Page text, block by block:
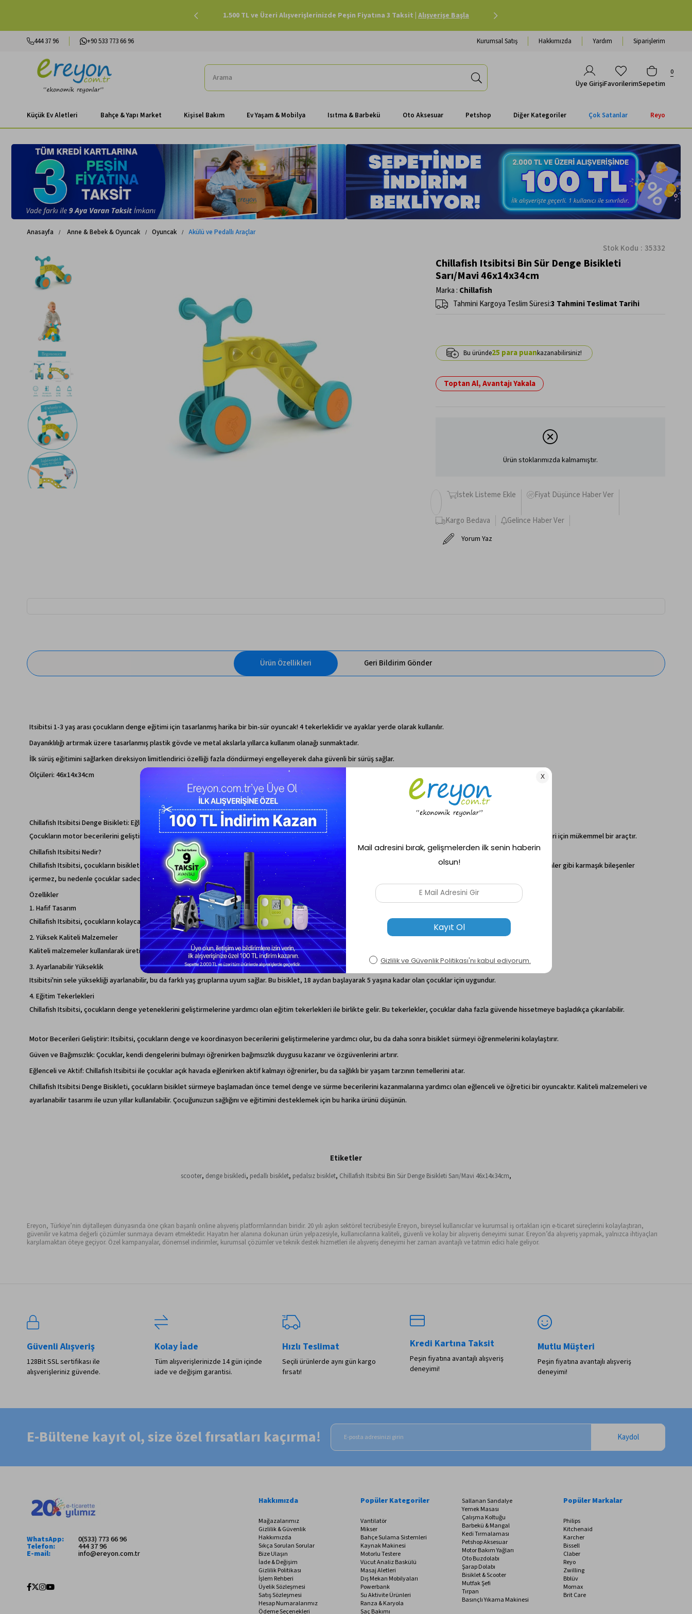
Havale Ödemenizde Sepette Ekstra %3 İndirim |Alışverişe Başla
444 37 96 +90 533 773 66 96 Kurumsal Satış Hakkımızda Yardım Siparişlerim
Üye GirişiFavorilerimSepetim
0
Küçük Ev Aletleri Bahçe & Yapı Market Kişisel Bakım Ev Yaşam & Mobilya Isıtma & Barbekü Oto Aksesuar Petshop Diğer Kategoriler Çok Satanlar Reyo
Anasayfa Anne & Bebek & Oyuncak Oyuncak Akülü ve Pedallı Araçlar
Stok Kodu 35332
Chillafish Itsibitsi Bin Sür Denge Bisikleti
Sarı/Mavi 46x14x34cm
Marka : Chillafish
Tahmini Kargoya Teslim Süresi:3 Tahmini Teslimat Tarihi
25
Toptan Al, Avantajı Yakala
Ürün stoklarımızda kalmamıştır.
İstek Listeme Ekle Fiyat Düşünce Haber Ver
Kargo Bedava Gelince Haber Ver
Yorum Yaz
Ürün Özellikleri Geri Bildirim Gönder
Itsibitsi 1-3 yaş arası çocukların denge eğitimi için tasarlanmış harika bir bin-sür oyuncak! 4 tekerleklidir ve ayaklar yerde olarak kullanılır.
Dayanıklılığı artırmak üzere tasarlanmış plastik gövde ve metal akslarla yıllarca kullanım olanağı sunmaktadır.
İlk sürüş eğitimini sağlarken direksiyon limitlendirici özelliği fazla döndürmeyi engelleyerek daha güvenli bir sürüş sağlar.
Ölçüleri: 46x14x34cm
Chillafish Itsibitsi Denge Bisikleti: Eğlenceli ve Öğretici Sürüş Deneyimi
Çocukların motor becerilerini geliştirirken eğlenmelerini sağlayan Chillafish Itsibitsi Denge Bisikleti, onların dünyasını keşfetmeleri ve dengeli bir şekilde sürmeyi öğrenmeleri için mükemmel bir araçtır.
Chillafish Itsibitsi Nedir?
Chillafish Itsibitsi, çocukların bisiklete binmeye başlamadan önce dengeli bir şekilde sürmeyi öğrenmelerine yardımcı olan bir denge bisikletidir. Bu tasarım, pedallar ve frenler gibi karmaşık bileşenler
içermez, bu nedenle çocuklar sadece denge ve yönlendirme becerilerini geliştirirken eğlenebilirler.
Özellikler
1. Hafif Tasarım
Chillafish Itsibitsi, çocukların kolayca taşıyabileceği ve kontrol edebileceği hafif bir tasarıma sahiptir. Bu, çocukların özgürlüğünü artırırken güvende hissetmelerini sağlar.
2. Yüksek Kaliteli Malzemeler
Kaliteli malzemeler kullanılarak üretilen Chillafish Itsibitsi, dayanıklılık ve uzun ömür sunar. Bu sayede bir kardeşten diğerine kolayca geçebilir.
3. Ayarlanabilir Yükseklik
Itsibitsi'nin sele yüksekliği ayarlanabilir, bu da farklı yaş gruplarına uyum sağlar. Bu bisiklet, 18 aydan başlayarak 5 yaşına kadar olan çocuklar için uygundur.
4. Eğitim Tekerlekleri
Chillafish Itsibitsi, çocukların denge yeteneklerini geliştirmelerine yardımcı olan eğitim tekerlekleri ile birlikte gelir. Bu tekerlekler, çocuklar daha fazla güvende hissetmeye başladıkça çıkarılabilir.
Motor Becerileri Geliştirir: Itsibitsi, çocukların denge ve koordinasyon becerilerini geliştirmelerine yardımcı olur, bu da daha sonra bisiklet sürmeyi öğrenmelerini kolaylaştırır.
Güven ve Bağımsızlık: Çocuklar, kendi dengelerini bulmayı öğrenirken bağımsızlık duygusu kazanır ve özgüvenlerini artırır.
Eğlenceli ve Aktif: Chillafish Itsibitsi ile çocuklar açık havada eğlenirken aktif kalmayı öğrenirler, bu da sağlıklı bir yaşam tarzının temellerini atar.
Chillafish Itsibitsi Denge Bisikleti, çocukların bisiklet sürmeye başlamadan önce temel denge ve sürme becerilerini kazanmalarına yardımcı olan eğlenceli ve öğretici bir oyuncaktır. Kaliteli malzemeleri ve
ayarlanabilir tasarımı ile uzun yıllar kullanılabilir. Çocuğunuzun sağlığını ve eğitimini desteklemek için bu harika ürünü düşünün.
Etiketler
scooter, denge bisikledi, pedallı bisiklet, pedalsız bisiklet, Chillafish Itsibitsi Bin Sür Denge Bisikleti Sarı/Mavi 46x14x34cm,
Ereyon, Türkiye’nin dijitalleşen dünyasında öne çıkan başarılı online alışveriş platformlarından biridir. 20 yılı aşkın sektörel tecrübesiyle Ereyon, bireysel kullanıcılar ve kurumsal iş ortakları için e-ticaret süreçlerini kolaylaştıran,
güvenilir ve katma değerli çözümler sunmaya devam etmektedir. Hayatın her alanına dokunan ürün yelpazesiyle, kullanıcılarına kaliteli, güvenli ve kolay bir alışveriş deneyimi sunar. Ereyon’da alışveriş yapmak, yalnızca ihtiyaçları
karşılamaktan öteye geçiyor. Özel kampanyalar, dönemsel indirimler, kurumsal çözümler ve teknik destek hizmetleri ile alışveriş deneyimi her zaman avantajlı ve tatmin edici hale geliyor.
Güvenli Alışveriş
128Bit SSL sertifikası ile
alışverişleriniz güvende.
Kolay İade
Tüm alışverişlerinizde 14 gün içinde
iade ve değişim garantisi.
Hızlı Teslimat
Seçili ürünlerde aynı gün kargo
fırsatı!
Kredi Kartına Taksit
Peşin fiyatına avantajlı alışveriş
deneyimi!
Mutlu Müşteri
Peşin fiyatına avantajlı alışveriş
deneyimi!
E-Bültene kayıt ol, size özel fırsatları kaçırma! Kaydol
WhatsApp: 0(533) 773 66 96
Telefon: 444 37 96
E-mail: info@ereyon.com.tr
Hakkımızda
Mağazalarımız
Gizlilik & Güvenlik
Hakkımızda
Sıkça Sorulan Sorular
Bize Ulaşın
İade & Değişim
Gizlilik Politikası
İşlem Rehberi
Üyelik Sözleşmesi
Satış Sözleşmesi
Hesap Numaralarımız
Ödeme Seçenekleri
Popüler Kategoriler
Vantilatör
Mikser
Bahçe Sulama Sistemleri
Kaynak Makinesi
Motorlu Testere
Vücut Analiz Baskülü
Masaj Aletleri
Dış Mekan Mobilyaları
Powerbank
Su Aktivite Ürünleri
Ranza & Karyola
Saç Bakımı
Sallanan Sandalye
Yemek Masası
Çalışma Koltuğu
Barbekü & Mangal
Kedi Tırmalaması
Petshop Aksesuar
Motor Bakım Yağları
Oto Buzdolabı
Şarap Dolabı
Bisiklet & Scooter
Mutfak Şefi
Tırpan
Basınçlı Yıkama Makinesi
Popüler Markalar
Philips
Kitchenaid
Karcher
Bissell
Claber
Reyo
Zwilling
Bblüv
Momax
Brit Care